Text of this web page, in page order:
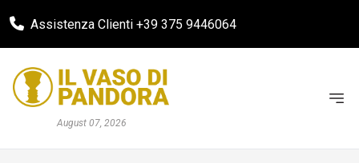
Assistenza Clienti +39 375 9446064
August 07, 2026